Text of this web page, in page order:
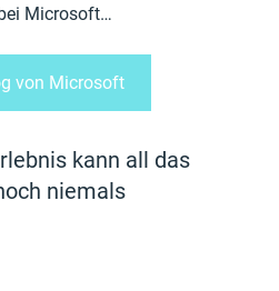
Microsoft…
von Microsoft
kann all das
niemals